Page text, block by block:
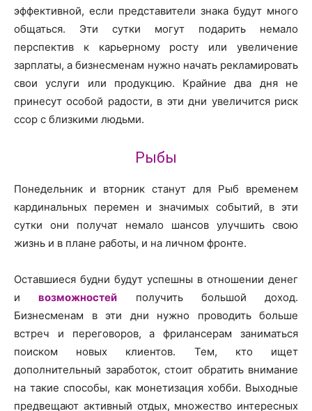
эффективной, если представители знака будут много
общаться. Эти сутки могут подарить немало
перспектив к карьерному росту или увеличение
зарплаты, а бизнесменам нужно начать рекламировать
свои услуги или продукцию. Крайние два дня не
принесут особой радости, в эти дни увеличится риск
ссор с близкими людьми.
Рыбы
Понедельник и вторник станут для Рыб временем
кардинальных перемен и значимых событий, в эти
сутки они получат немало шансов улучшить свою
жизнь и в плане работы, и на личном фронте.
Оставшиеся будни будут успешны в отношении денег
ивозможностей получить большой доход.
Бизнесменам в эти дни нужно проводить больше
встреч и переговоров, а фрилансерам заниматься
поиском новых клиентов. Тем, кто ищет
дополнительный заработок, стоит обратить внимание
на такие способы, как монетизация хобби. Выходные
предвещают активный отдых, множество интересных